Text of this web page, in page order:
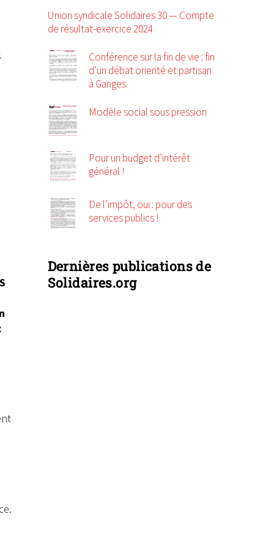
Union syndicale Solidaires 30 — Compte
de résultat-exercice 2024
Conférence sur la fin de vie : fin
d’un débat orienté et partisan
à Ganges
Modèle social sous pression
Pour un budget d’intérêt
général !
De l’impôt, oui : pour des
services publics !
Dernières publications de
Solidaires.org